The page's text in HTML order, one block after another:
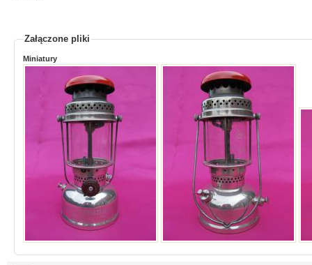
Załączone pliki
Miniatury